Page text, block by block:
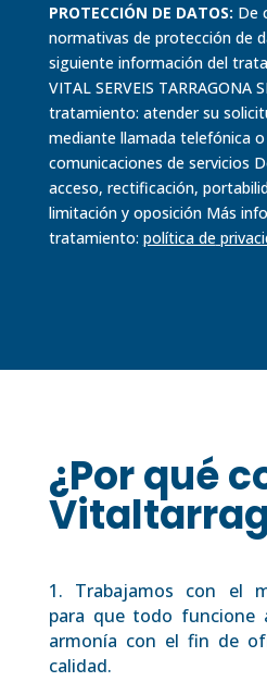
PROTECCIÓN DE DATOS: De
normativas de protección de
siguiente información del
VITAL SERVEIS TARRAGONA
tratamiento: atender su
mediante llamada telefónica
comunicaciones de servicios
acceso, rectificación,
limitación y oposición Más
tratamiento: política de
¿Por qué
1. Trabajamos con el
para que todo funcione
armonía con el fin de
calidad.